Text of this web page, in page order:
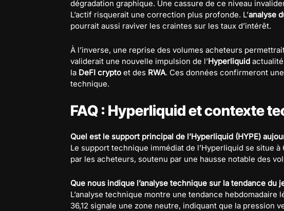
dégradation graphique. Une cassure de ce niveau
L’actif risquerait une correction plus profonde. L’analyse
pourrait aussi raviver les craintes sur les taux d’intérêt.
À l’inverse, une reprise des volumes acheteurs
validerait une nouvelle impulsion de l’Hyperliquid
la DeFI crypto et des RWA. Ces données confirmeront
technique.
FAQ : Hyperliquid et contexte
Quel est le support principal de l’Hyperliquid (HYPE)
Le support technique immédiat de l’Hyperliquid se situe
par les acheteurs, soutenu par une hausse notable des
Que nous indique l’analyse technique sur la tendance du
L’analyse technique montre une tendance hebdomadaire
36,12 signale une zone neutre, indiquant que la pression